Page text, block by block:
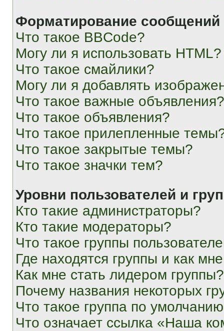
Форматирование
Что такое BBCode?
Могу ли я использовать HTML?
Что такое смайлики?
Могу ли я добавлять
Что такое важные объявления?
Что такое объявления?
Что такое прилепленные
Что такое закрытые темы?
Что такое значки тем?
Уровни пользователей и
Кто такие администраторы?
Кто такие модераторы?
Что такое группы
Где находятся группы и как
Как мне стать лидером группы?
Почему названия некоторых
Что такое группа по
Что означает ссылка «Наша